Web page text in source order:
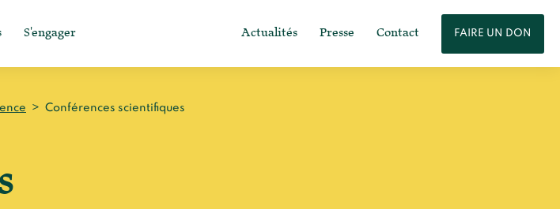
S'engager Actualités Presse Contact FAIRE UN DON
> Conférences scientifiques